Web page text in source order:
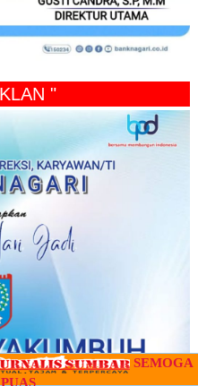
" IKLAN "
SEMOGA